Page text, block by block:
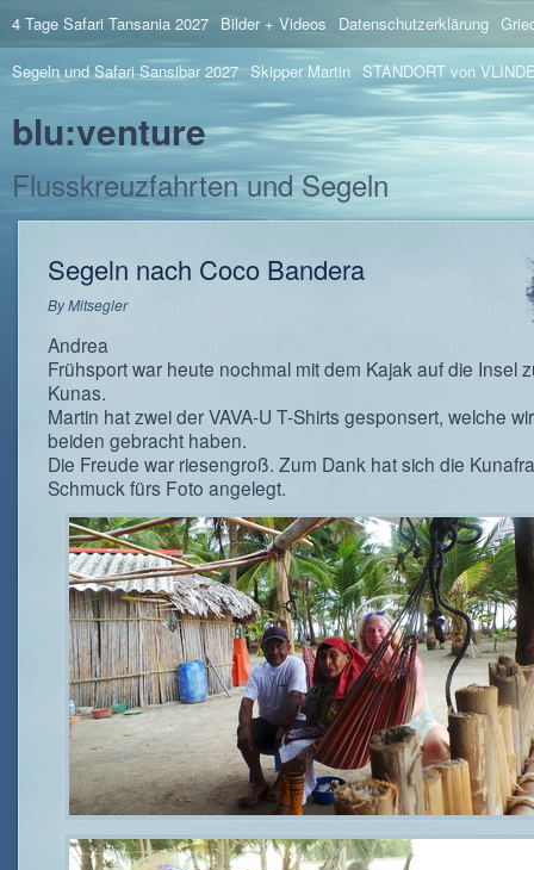
4 Tage Safari Tansania 2027 Bilder + Videos Datenschutzerklärung
Segeln und Safari Sansibar 2027 Skipper Martin STANDORT von
blu:venture
Flusskreuzfahrten und Segeln
Segeln nach Coco Bandera
ByMitsegler
Andrea
Frühsport war heute nochmal mit dem Kajak auf die Insel
Kunas.
Martin hat zwei der VAVA-U T-Shirts gesponsert, welche
beiden gebracht haben.
Die Freude war riesengroß. Zum Dank hat sich die
Schmuck fürs Foto angelegt.